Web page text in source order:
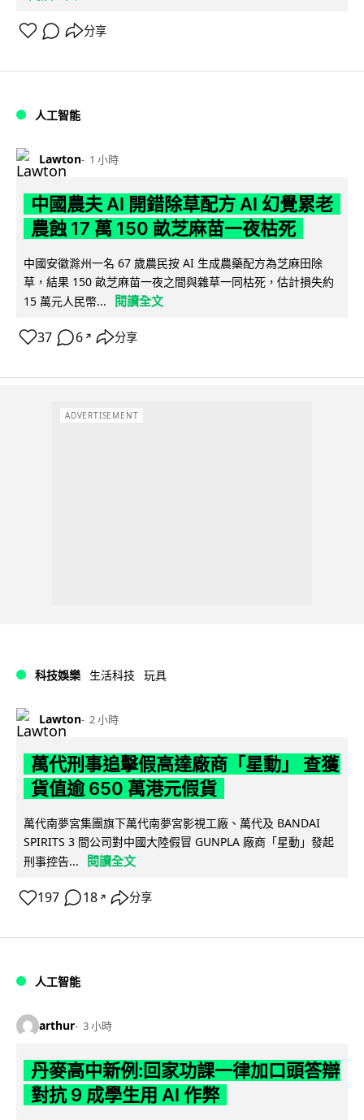
分享
人工智能
Lawton 1 小時
中國農夫 AI 開錯除草配方 AI 幻覺累老
農蝕 17 萬 150 畝芝麻苗一夜枯死
中國安徽滁州一名 67 歲農民按 AI 生成農藥配方為芝麻田除
草，結果 150 畝芝麻苗一夜之間與雜草一同枯死，估計損失約
15 萬元人民幣...
閱讀全文
37 6 ↗ 分享
ADVERTISEMENT
科技娛樂 生活科技 玩具
Lawton 2 小時
萬代刑事追擊假高達廠商「星動」 查獲
貨值逾 650 萬港元假貨
萬代南夢宮集團旗下萬代南夢宮影視工廠、萬代及 BANDAI
SPIRITS 3 間公司對中國大陸假冒 GUNPLA 廠商「星動」發起
刑事控告...
閱讀全文
197 18 ↗ 分享
人工智能
arthur 3 小時
丹麥高中新例:回家功課一律加口頭答辯
對抗 9 成學生用 AI 作弊